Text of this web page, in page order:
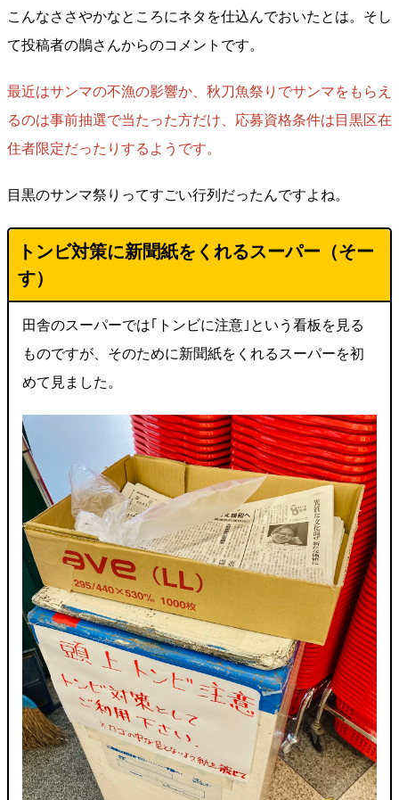
こんなささやかなところにネタを仕込んでおいたとは。そし
て投稿者の鵲さんからのコメントです。
最近はサンマの不漁の影響か、秋刀魚祭りでサンマをもらえ
るのは事前抽選で当たった方だけ、応募資格条件は目黒区在
住者限定だったりするようです。
目黒のサンマ祭りってすごい行列だったんですよね。
トンビ対策に新聞紙をくれるスーパー（そー
す）
田舎のスーパーでは｢トンビに注意｣という看板を見る
ものですが、そのために新聞紙をくれるスーパーを初
めて見ました。